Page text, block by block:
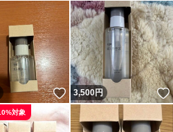
いいね！
3,500円
対象